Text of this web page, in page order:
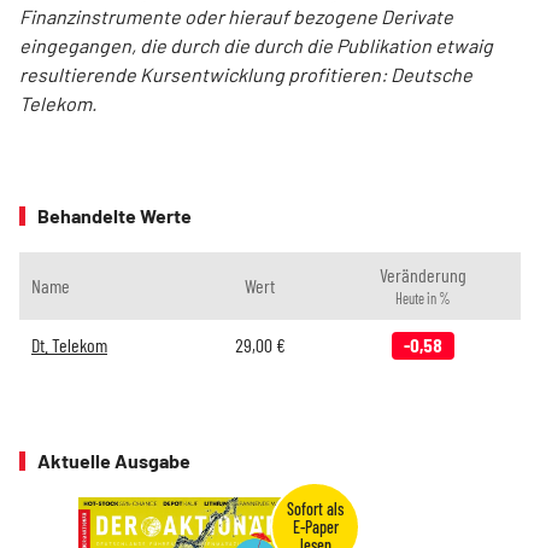
Finanzinstrumente oder hierauf bezogene Derivate
eingegangen, die durch die durch die Publikation etwaig
resultierende Kursentwicklung profitieren: Deutsche
Telekom.
Behandelte Werte
Name Wert Veränderung
Heute in %
Dt. Telekom 29,00€ -0,58
Aktuelle Ausgabe